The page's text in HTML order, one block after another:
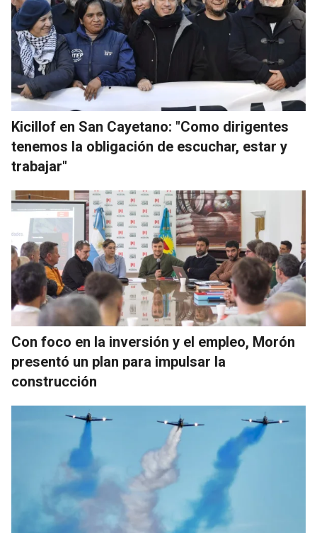
Kicillof en San Cayetano: "Como dirigentes
tenemos la obligación de escuchar, estar y
trabajar"
Con foco en la inversión y el empleo, Morón
presentó un plan para impulsar la
construcción